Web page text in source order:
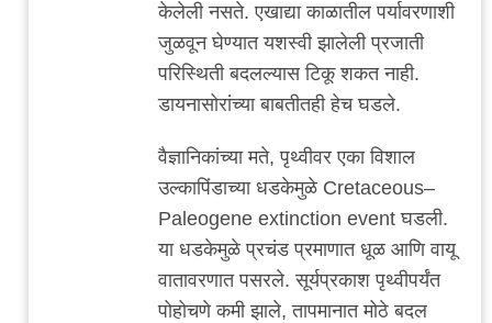
केलेली नसते. एखाद्या काळातील पर्यावरणाशी
जुळवून घेण्यात यशस्वी झालेली प्रजाती
परिस्थिती बदलल्यास टिकू शकत नाही.
डायनासोरांच्या बाबतीतही हेच घडले.
वैज्ञानिकांच्या मते, पृथ्वीवर एका विशाल
उल्कापिंडाच्या धडकेमुळे Cretaceous–
Paleogene extinction event घडली.
या धडकेमुळे प्रचंड प्रमाणात धूळ आणि वायू
वातावरणात पसरले. सूर्यप्रकाश पृथ्वीपर्यंत
पोहोचणे कमी झाले, तापमानात मोठे बदल